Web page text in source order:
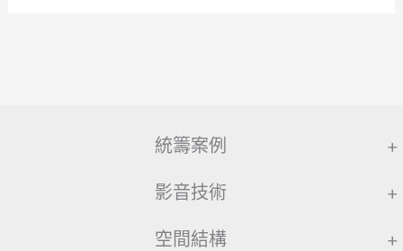
統籌案例 +
影音技術 +
空間結構 +